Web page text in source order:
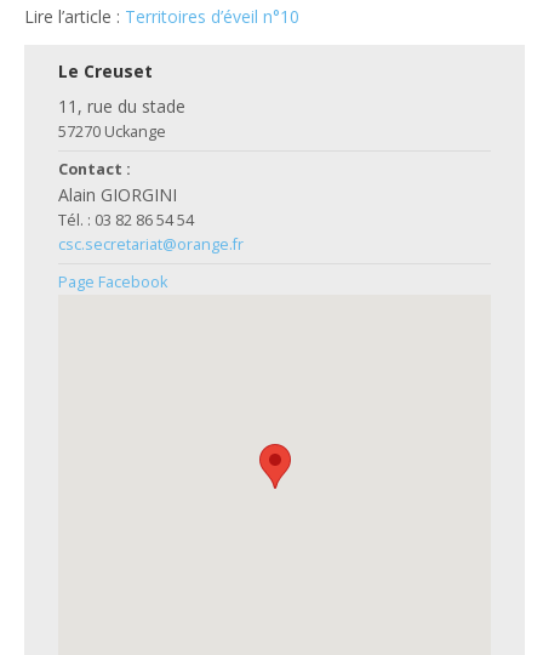
Lire l’article : Territoires d’éveil n°10
Le Creuset
11, rue du stade
57270 Uckange
Contact :
Alain GIORGINI
Tél. : 03 82 86 54 54
csc.secretariat@orange.fr
Page Facebook